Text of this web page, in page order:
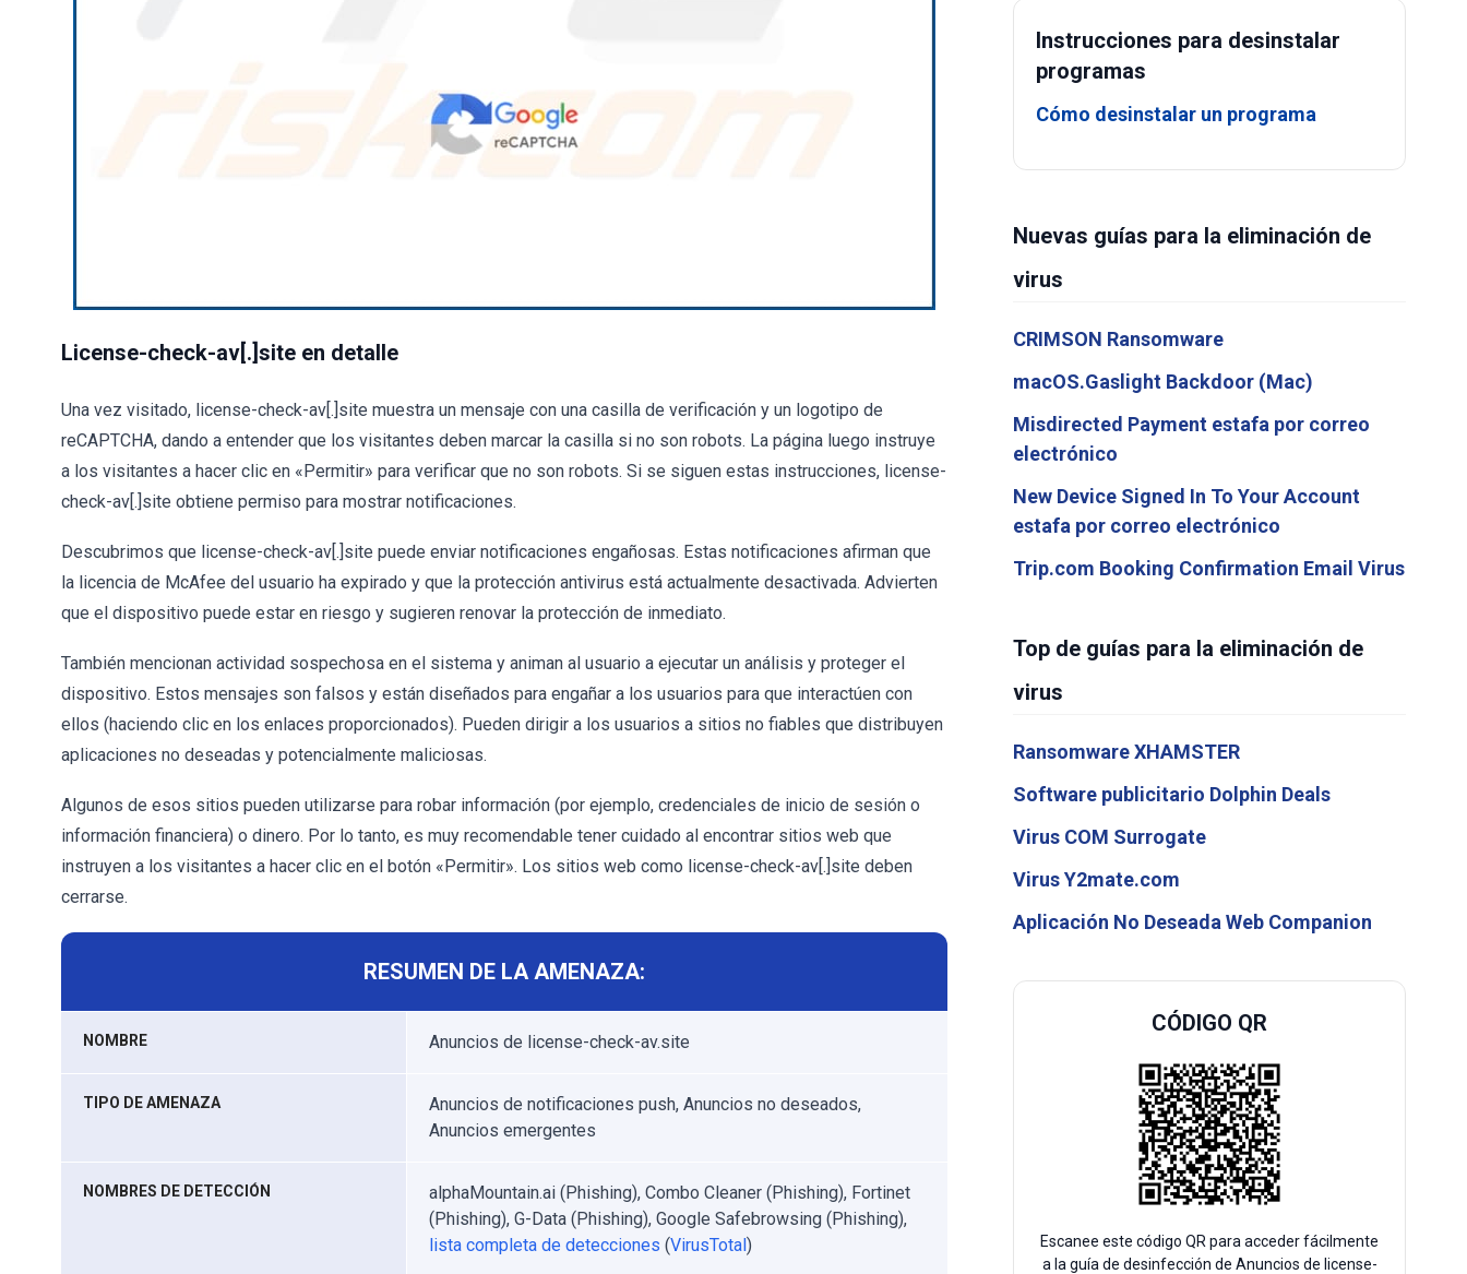
License-check-av[.]site en detalle
Una vez visitado, license-check-av[.]site muestra un mensaje con una casilla de verificación y un logotipo de
reCAPTCHA, dando a entender que los visitantes deben marcar la casilla si no son robots. La página luego instruye
a los visitantes a hacer clic en «Permitir» para verificar que no son robots. Si se siguen estas instrucciones, license-
check-av[.]site obtiene permiso para mostrar notificaciones.
Descubrimos que license-check-av[.]site puede enviar notificaciones engañosas. Estas notificaciones afirman que
la licencia de McAfee del usuario ha expirado y que la protección antivirus está actualmente desactivada. Advierten
que el dispositivo puede estar en riesgo y sugieren renovar la protección de inmediato.
También mencionan actividad sospechosa en el sistema y animan al usuario a ejecutar un análisis y proteger el
dispositivo. Estos mensajes son falsos y están diseñados para engañar a los usuarios para que interactúen con
ellos (haciendo clic en los enlaces proporcionados). Pueden dirigir a los usuarios a sitios no fiables que distribuyen
aplicaciones no deseadas y potencialmente maliciosas.
Algunos de esos sitios pueden utilizarse para robar información (por ejemplo, credenciales de inicio de sesión o
información financiera) o dinero. Por lo tanto, es muy recomendable tener cuidado al encontrar sitios web que
instruyen a los visitantes a hacer clic en el botón «Permitir». Los sitios web como license-check-av[.]site deben
cerrarse.
RESUMEN DE LA AMENAZA:
NOMBRE Anuncios de license-check-av.site
TIPO DE AMENAZA
Anuncios de notificaciones push, Anuncios no deseados,
Anuncios emergentes
NOMBRES DE DETECCIÓN
alphaMountain.ai (Phishing), Combo Cleaner (Phishing), Fortinet
(Phishing), G-Data (Phishing), Google Safebrowsing (Phishing),
lista completa de detecciones (VirusTotal)
Instrucciones para desinstalar
programas
Cómo desinstalar un programa
Nuevas guías para la eliminación de
virus
CRIMSON Ransomware
macOS.Gaslight Backdoor (Mac)
Misdirected Payment estafa por correo
electrónico
New Device Signed In To Your Account
estafa por correo electrónico
Trip.com Booking Confirmation Email Virus
Top de guías para la eliminación de
virus
Ransomware XHAMSTER
Software publicitario Dolphin Deals
Virus COM Surrogate
Virus Y2mate.com
Aplicación No Deseada Web Companion
CÓDIGO QR
Escanee este código QR para acceder fácilmente
a la guía de desinfección de Anuncios de license-